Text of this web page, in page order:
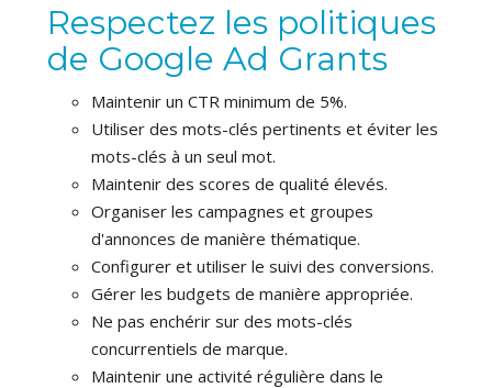
Respectez les politiques
de Google Ad Grants
Maintenir un CTR minimum de 5%.
Utiliser des mots-clés pertinents et éviter les
mots-clés à un seul mot.
Maintenir des scores de qualité élevés.
Organiser les campagnes et groupes
d'annonces de manière thématique.
Configurer et utiliser le suivi des conversions.
Gérer les budgets de manière appropriée.
Ne pas enchérir sur des mots-clés
concurrentiels de marque.
Maintenir une activité régulière dans le